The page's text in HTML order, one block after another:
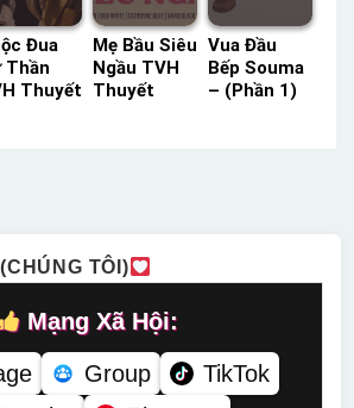
Đua
Thần
Thuyết
Mẹ Bầu Siêu
Ngầu TVH
Thuyết
Vua Đầu
Bếp Souma
– (Phần 1)
TÔI)
Mạng Xã Hội:
Group
TikTok